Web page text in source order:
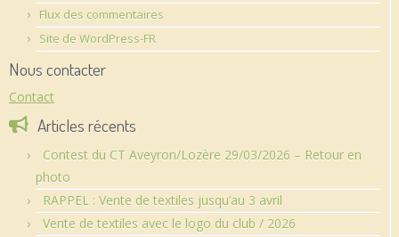
Flux des commentaires
Site de WordPress-FR
Nous contacter
Contact
Articles récents
Contest du CT Aveyron/Lozère 29/03/2026 – Retour en
photo
RAPPEL : Vente de textiles jusqu’au 3 avril
Vente de textiles avec le logo du club / 2026